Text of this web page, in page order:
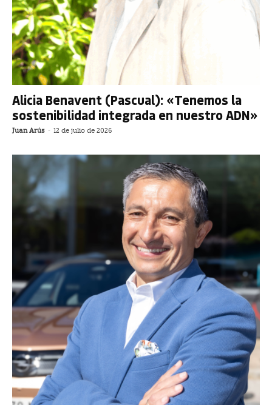
Alicia Benavent (Pascual): «Tenemos la
sostenibilidad integrada en nuestro ADN»
Juan Arús - 12 de julio de 2026